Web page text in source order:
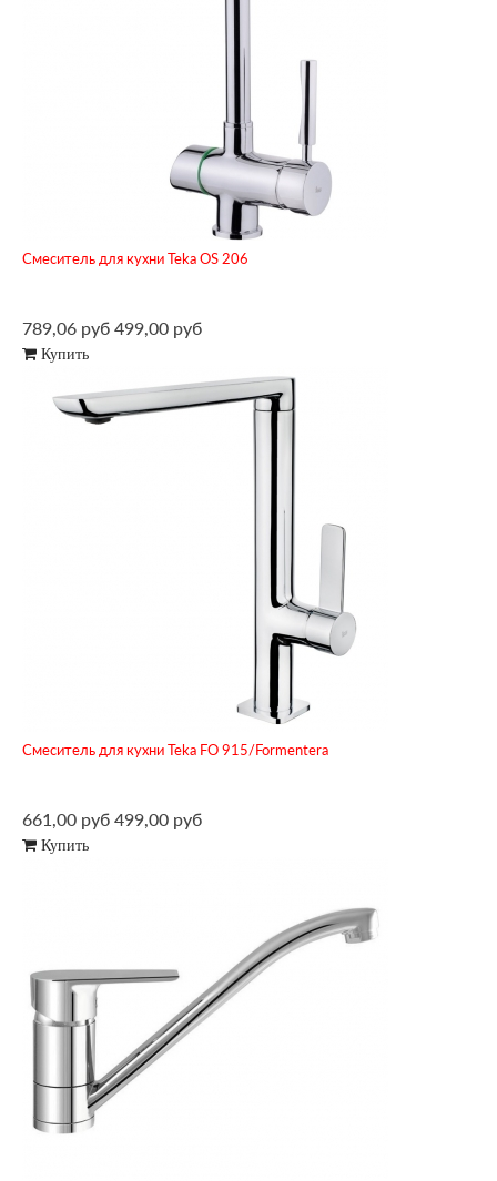
Смеситель для кухни Teka OS 206
789,06 руб 499,00 руб
Купить
Смеситель для кухни Teka FO 915/Formentera
661,00 руб 499,00 руб
Купить